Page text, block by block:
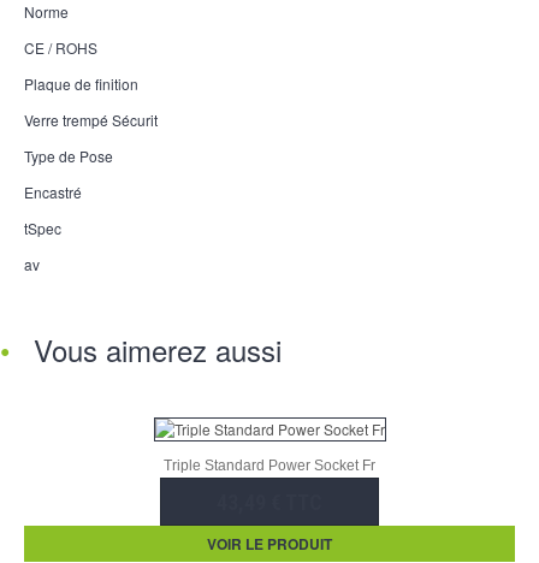
Norme
CE / ROHS
Plaque de finition
Verre trempé Sécurit
Type de Pose
Encastré
tSpec
av
Vous aimerez aussi
Triple Standard Power Socket Fr
VOIR LE PRODUIT